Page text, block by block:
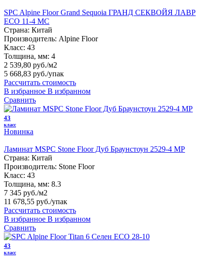
SPC Alpine Floor Grand Sequoia ГРАНД СЕКВОЙЯ ЛАВР
ECO 11-4 MC
Страна: Китай
Производитель: Alpine Floor
Класс: 43
Толщина, мм: 4
2 539,80 руб./м2
5 668,83 руб./упак
Рассчитать стоимость
В избранное В избранном
Сравнить
43
класс
Новинка
Ламинат MSPC Stone Floor Дуб Браунстоун 2529-4 MР
Страна: Китай
Производитель: Stone Floor
Класс: 43
Толщина, мм: 8.3
7 345 руб./м2
11 678,55 руб./упак
Рассчитать стоимость
В избранное В избранном
Сравнить
43
класс